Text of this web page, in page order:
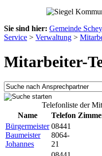
Sie sind hier: Gemeinde
Service > Verwaltung >
Mitarbeiter-
Telefonliste der
Name
Telefon
Bürgermeister
Baumeister
Johannes
08441
8064-
21